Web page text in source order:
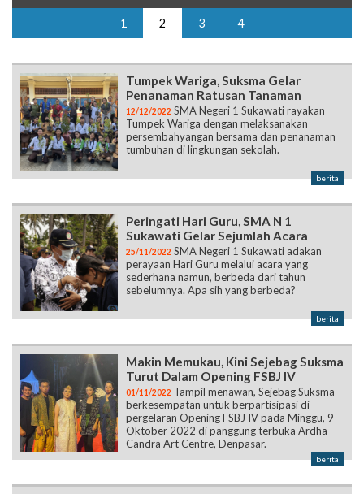
1 2 3 4
Tumpek Wariga, Suksma Gelar
Penanaman Ratusan Tanaman
12/12/2022 SMA Negeri 1 Sukawati rayakan
Tumpek Wariga dengan melaksanakan
persembahyangan bersama dan penanaman
tumbuhan di lingkungan sekolah.
berita
Peringati Hari Guru, SMA N 1
Sukawati Gelar Sejumlah Acara
25/11/2022 SMA Negeri 1 Sukawati adakan
perayaan Hari Guru melalui acara yang
sederhana namun, berbeda dari tahun
sebelumnya. Apa sih yang berbeda?
berita
Makin Memukau, Kini Sejebag Suksma
Turut Dalam Opening FSBJ IV
01/11/2022 Tampil menawan, Sejebag Suksma
berkesempatan untuk berpartisipasi di
pergelaran Opening FSBJ IV pada Minggu, 9
Oktober 2022 di panggung terbuka Ardha
Candra Art Centre, Denpasar.
berita